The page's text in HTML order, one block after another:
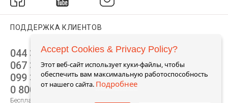
ПОДДЕРЖКА КЛИЕНТОВ
044 392 44 45
067 344 14 44 (viber)
099 399 23 80
0 800 305 805
Бесплатно по Украине
Accept Cookies & Privacy Policy?
Этот веб-сайт использует куки-файлы, чтобы
обеспечить вам максимальную работоспособность
от нашего сайта. Подробнее